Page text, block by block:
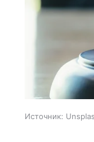
Источник: